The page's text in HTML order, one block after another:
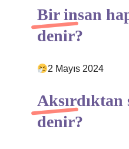
Bir insan
denir?
2 Mayıs 2024
Aksırdıktan
denir?